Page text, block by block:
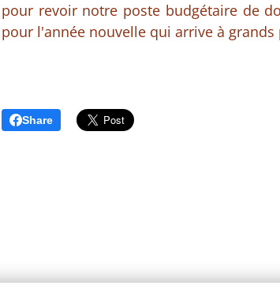
pour revoir notre poste budgétaire de
pour l'année nouvelle qui arrive à grands
Share